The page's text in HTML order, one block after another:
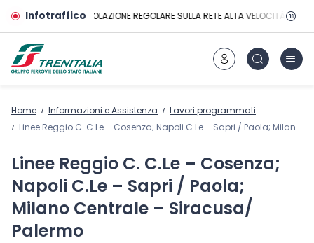
Vai al contenuto principale
InfotrafficoCIRCOLAZIONE REGOLARE SULLA RETE ALTA VELOCITÀ
Home Informazioni e Assistenza
Lavori programmati
Linee Reggio C. C.Le – Cosenza; Napoli C.Le – Sapri / Paola; Milano Centrale – Siracusa/ Palermo
Linee Reggio C. C.Le – Cosenza;
Napoli C.Le – Sapri / Paola;
Milano Centrale – Siracusa/
Palermo